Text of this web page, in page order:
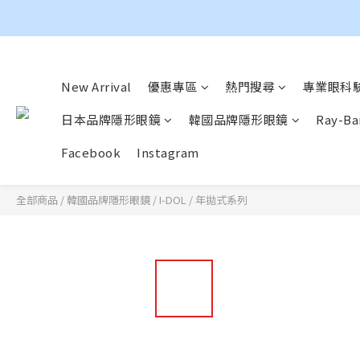
New Arrival 優惠專區 熱門搜尋
專業眼科
日本品牌隱形眼鏡
韓國品牌隱形眼鏡
Ray-
Facebook
Instagram
全部商品 /韓國品牌隱形眼鏡 / I-DOL / 年拋式系列